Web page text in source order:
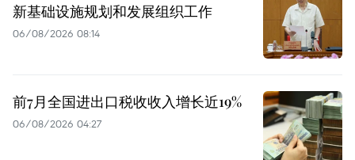
新基础设施规划和发展组织工作
06/08/2026 08:14
前7月全国进出口税收收入增长近19%
06/08/2026 04:27